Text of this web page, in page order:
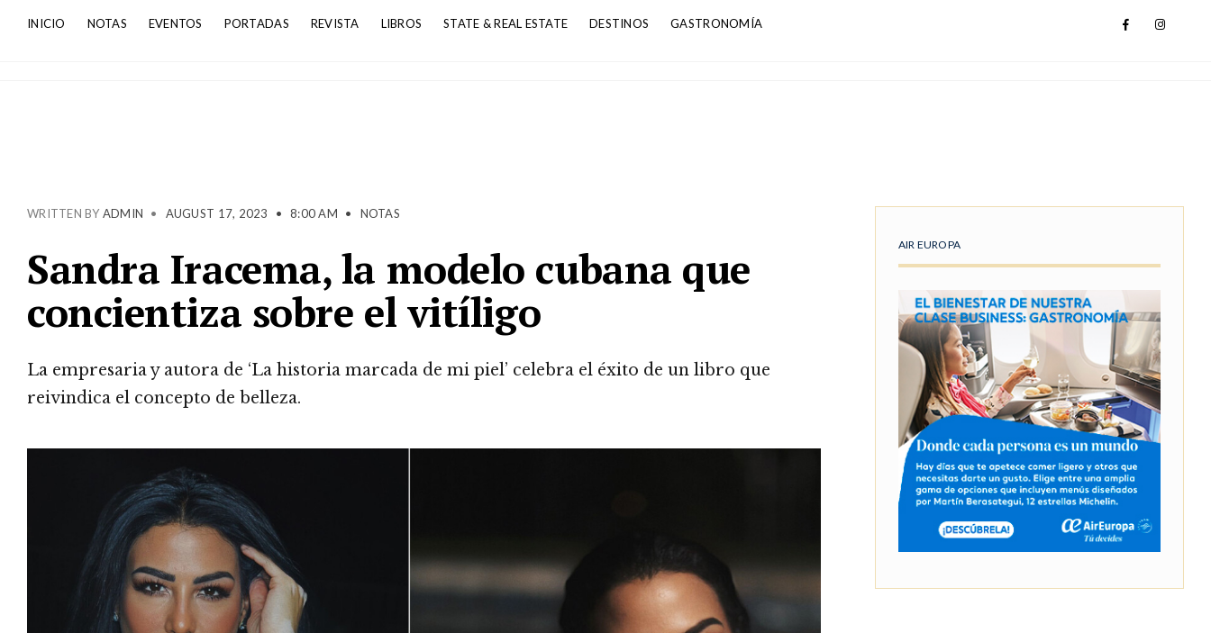
INICIO NOTAS EVENTOS PORTADAS REVISTA LIBROS STATE & REAL ESTATE DESTINOS GASTRONOMÍA
WRITTEN BY ADMIN • AUGUST 17, 2023 • 8:00 AM • NOTAS
Sandra Iracema, la modelo cubana que
concientiza sobre el vitíligo
La empresaria y autora de ‘La historia marcada de mi piel’ celebra el éxito de un libro que
reivindica el concepto de belleza.
AIR EUROPA